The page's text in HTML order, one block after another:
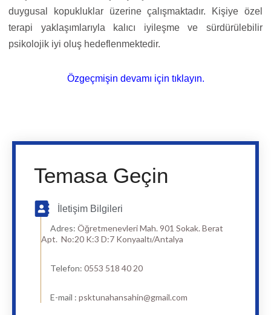
duygusal kopukluklar üzerine çalışmaktadır. Kişiye özel
terapi yaklaşımlarıyla kalıcı iyileşme ve sürdürülebilir
psikolojik iyi oluş hedeflenmektedir.
Özgeçmişin devamı için tıklayın.
Temasa Geçin
İletişim Bilgileri
Adres: Öğretmenevleri Mah. 901 Sokak. Berat
Apt. No:20 K:3 D:7 Konyaaltı/Antalya
Telefon: 0553 518 40 20
E-mail : psktunahansahin@gmail.com